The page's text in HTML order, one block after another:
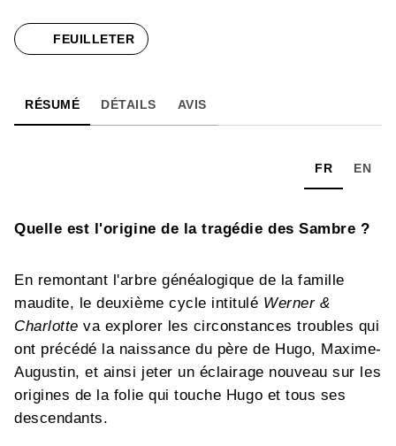
FEUILLETER
RÉSUMÉ DÉTAILS AVIS
FR EN
Quelle est l'origine de la tragédie des Sambre ?
En remontant l'arbre généalogique de la famille
maudite, le deuxième cycle intitulé Werner &
Charlotte va explorer les circonstances troubles qui
ont précédé la naissance du père de Hugo, Maxime-
Augustin, et ainsi jeter un éclairage nouveau sur les
origines de la folie qui touche Hugo et tous ses
descendants.